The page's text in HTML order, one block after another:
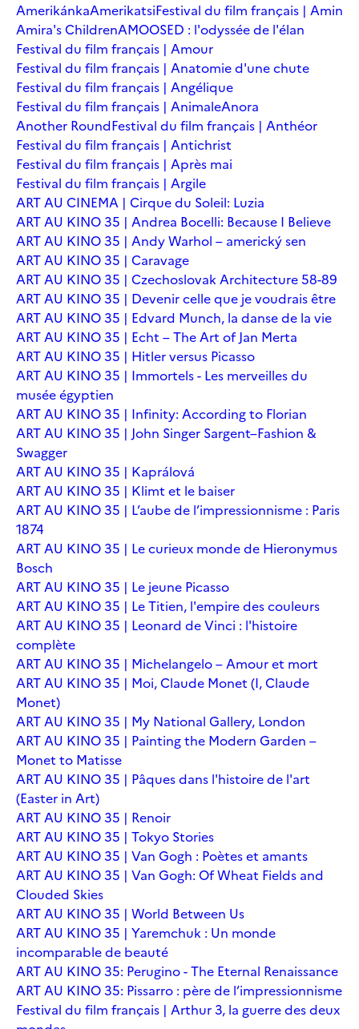
AmerikánkaAmerikatsiFestival du film français | Amin
Amira's ChildrenAMOOSED : l'odyssée de l'élan
Festival du film français | Amour
Festival du film français | Anatomie d'une chute
Festival du film français | Angélique
Festival du film français | AnimaleAnora
Another RoundFestival du film français | Anthéor
Festival du film français | Antichrist
Festival du film français | Après mai
Festival du film français | Argile
ART AU CINEMA | Cirque du Soleil: Luzia
ART AU KINO 35 | Andrea Bocelli: Because I Believe
ART AU KINO 35 | Andy Warhol – americký sen
ART AU KINO 35 | Caravage
ART AU KINO 35 | Czechoslovak Architecture 58-89
ART AU KINO 35 | Devenir celle que je voudrais être
ART AU KINO 35 | Edvard Munch, la danse de la vie
ART AU KINO 35 | Echt – The Art of Jan Merta
ART AU KINO 35 | Hitler versus Picasso
ART AU KINO 35 | Immortels - Les merveilles du
musée égyptien
ART AU KINO 35 | Infinity: According to Florian
ART AU KINO 35 | John Singer Sargent–Fashion &
Swagger
ART AU KINO 35 | Kaprálová
ART AU KINO 35 | Klimt et le baiser
ART AU KINO 35 | L’aube de l’impressionnisme : Paris
1874
ART AU KINO 35 | Le curieux monde de Hieronymus
Bosch
ART AU KINO 35 | Le jeune Picasso
ART AU KINO 35 | Le Titien, l'empire des couleurs
ART AU KINO 35 | Leonard de Vinci : l'histoire
complète
ART AU KINO 35 | Michelangelo – Amour et mort
ART AU KINO 35 | Moi, Claude Monet (I, Claude
Monet)
ART AU KINO 35 | My National Gallery, London
ART AU KINO 35 | Painting the Modern Garden –
Monet to Matisse
ART AU KINO 35 | Pâques dans l'histoire de l'art
(Easter in Art)
ART AU KINO 35 | Renoir
ART AU KINO 35 | Tokyo Stories
ART AU KINO 35 | Van Gogh : Poètes et amants
ART AU KINO 35 | Van Gogh: Of Wheat Fields and
Clouded Skies
ART AU KINO 35 | World Between Us
ART AU KINO 35 | Yaremchuk : Un monde
incomparable de beauté
ART AU KINO 35: Perugino - The Eternal Renaissance
ART AU KINO 35: Pissarro : père de l’impressionnisme
Festival du film français | Arthur 3, la guerre des deux